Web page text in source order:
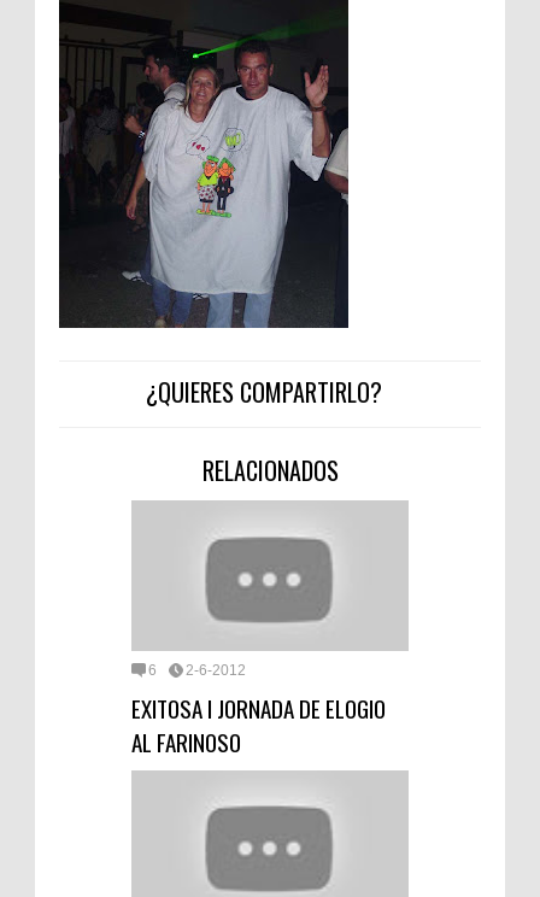
¿QUIERES COMPARTIRLO?
RELACIONADOS
6 2-6-2012
EXITOSA I JORNADA DE ELOGIO
AL FARINOSO